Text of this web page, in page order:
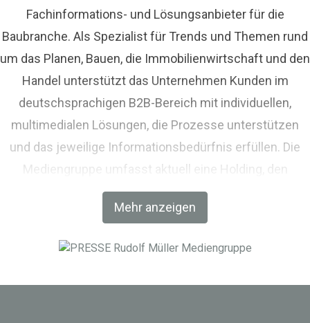
Mehr anzeigen
Fachinformations- und Lösungsanbieter für die
Baubranche. Als Spezialist für Trends und Themen rund
um das Planen, Bauen, die Immobilienwirtschaft und den
Handel unterstützt das Unternehmen Kunden im
deutschsprachigen B2B-Bereich mit individuellen,
multimedialen Lösungen, die Prozesse unterstützen
und das jeweilige Informationsbedürfnis erfüllen. Die
Mediengruppe umfasst aktuell eine Holding, den
Fachverlag RM Rudolf Müller Medien und mit der BIM
World MUNICH eine Netzwerkplattform für Akteure der